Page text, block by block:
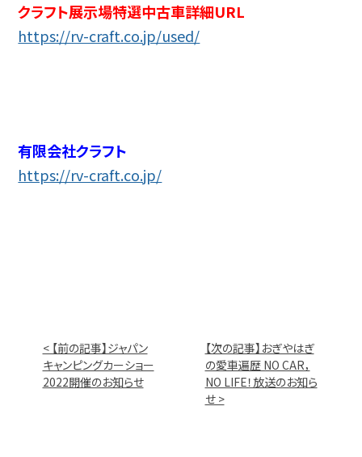
クラフト展示場特選中古車詳細URL
https://rv-craft.co.jp/used/
有限会社クラフト
https://rv-craft.co.jp/
< 【前の記事】ジャパン
キャンピングカーショー
2022開催のお知らせ
【次の記事】おぎやはぎ
の愛車遍歴 NO CAR，
NO LIFE！放送のお知ら
せ >